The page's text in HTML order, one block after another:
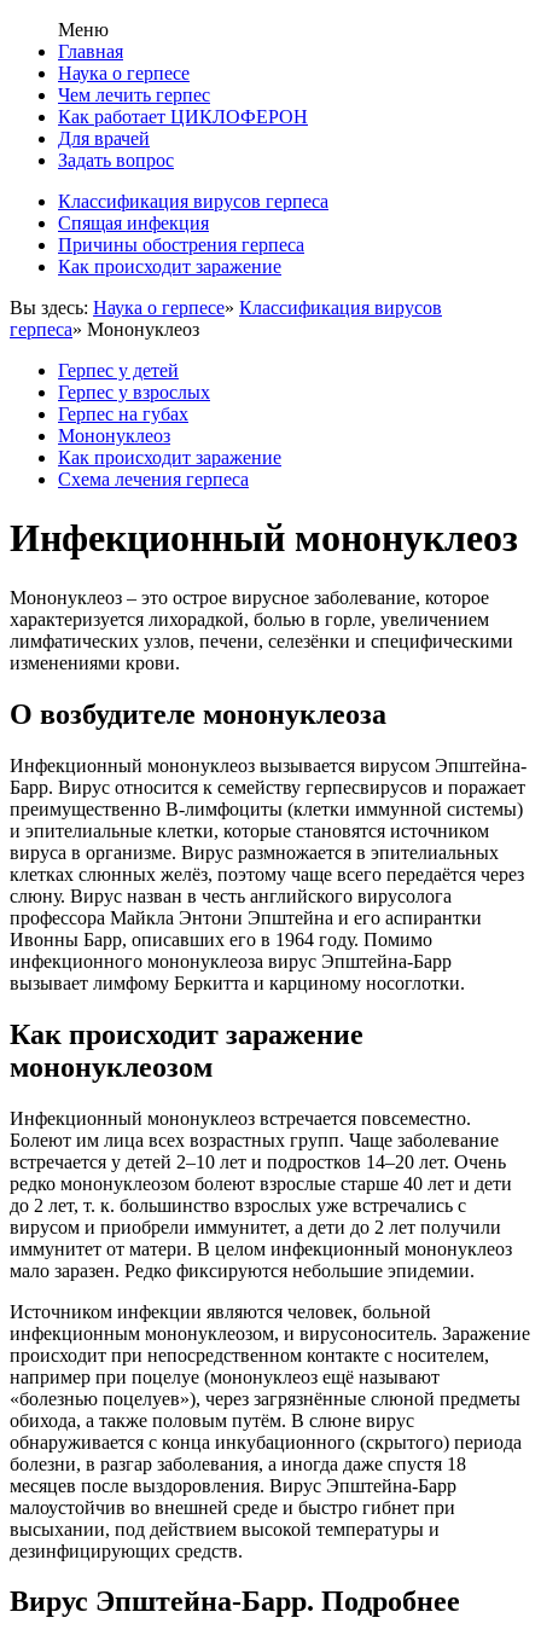
Меню
Главная
Наука о герпесе
Чем лечить герпес
Как работает ЦИКЛОФЕРОН
Для врачей
Задать вопрос
Классификация вирусов герпеса
Спящая инфекция
Причины обострения герпеса
Как происходит заражение
Вы здесь: Наука о герпесе» Классификация вирусов
герпеса» Мононуклеоз
Герпес у детей
Герпес у взрослых
Герпес на губах
Мононуклеоз
Как происходит заражение
Схема лечения герпеса
Инфекционный мононуклеоз
Мононуклеоз – это острое вирусное заболевание, которое
характеризуется лихорадкой, болью в горле, увеличением
лимфатических узлов, печени, селезёнки и специфическими
изменениями крови.
О возбудителе мононуклеоза
Инфекционный мононуклеоз вызывается вирусом Эпштейна-
Барр. Вирус относится к семейству герпесвирусов и поражает
преимущественно В-лимфоциты (клетки иммунной системы)
и эпителиальные клетки, которые становятся источником
вируса в организме. Вирус размножается в эпителиальных
клетках слюнных желёз, поэтому чаще всего передаётся через
слюну. Вирус назван в честь английского вирусолога
профессора Майкла Энтони Эпштейна и его аспирантки
Ивонны Барр, описавших его в 1964 году. Помимо
инфекционного мононуклеоза вирус Эпштейна-Барр
вызывает лимфому Беркитта и карциному носоглотки.
Как происходит заражение
мононуклеозом
Инфекционный мононуклеоз встречается повсеместно.
Болеют им лица всех возрастных групп. Чаще заболевание
встречается у детей 2–10 лет и подростков 14–20 лет. Очень
редко мононуклеозом болеют взрослые старше 40 лет и дети
до 2 лет, т. к. большинство взрослых уже встречались с
вирусом и приобрели иммунитет, а дети до 2 лет получили
иммунитет от матери. В целом инфекционный мононуклеоз
мало заразен. Редко фиксируются небольшие эпидемии.
Источником инфекции являются человек, больной
инфекционным мононуклеозом, и вирусоноситель. Заражение
происходит при непосредственном контакте с носителем,
например при поцелуе (мононуклеоз ещё называют
«болезнью поцелуев»), через загрязнённые слюной предметы
обихода, а также половым путём. В слюне вирус
обнаруживается с конца инкубационного (скрытого) периода
болезни, в разгар заболевания, а иногда даже спустя 18
месяцев после выздоровления. Вирус Эпштейна-Барр
малоустойчив во внешней среде и быстро гибнет при
высыхании, под действием высокой температуры и
дезинфицирующих средств.
Вирус Эпштейна-Барр. Подробнее